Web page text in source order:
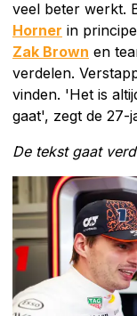
veel beter werkt.
Horner in
Zak Brown en
verdelen.
vinden. 'Het is
gaat', zegt de 27-
De tekst gaat